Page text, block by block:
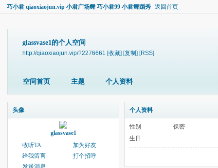
巧小君 qiaoxiaojun.vip 小君广场舞 巧小君99 小君舞蹈秀 返回首页
glassvase1的个人空间
http://qiaoxiaojun.vip/?2276661 [收藏] [复制] [RSS]
空间首页 主题 个人资料
头像
glassvase1
收听TA
加为好友
给我留言
打个招呼
发送消息
个人资料
性别
保密
生日